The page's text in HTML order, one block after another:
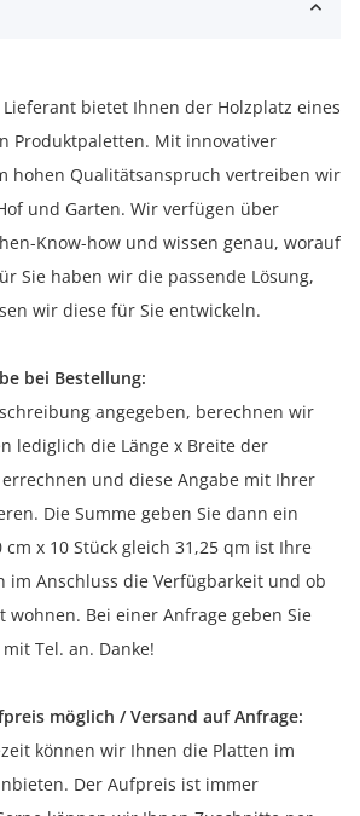
bietet Ihnen der Holzplatz eines
Produktpaletten. Mit innovativer
hohen Qualitätsanspruch vertreiben wir
und Garten. Wir verfügen über
Know-how und wissen genau, worauf
Sie haben wir die passende Lösung,
wir diese für Sie entwickeln.
bei Bestellung:
angegeben, berechnen wir
lediglich die Länge x Breite der
und diese Angabe mit Ihrer
Die Summe geben Sie dann ein
cm x 10 Stück gleich 31,25 qm ist Ihre
im Anschluss die Verfügbarkeit und ob
wohnen. Bei einer Anfrage geben Sie
Tel. an. Danke!
möglich / Versand auf Anfrage:
können wir Ihnen die Platten im
Der Aufpreis ist immer